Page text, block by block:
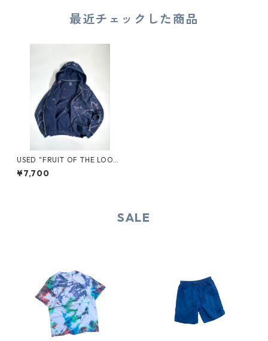
最近チェックした商品
USED "FRUIT OF THE LOO
M" SWEAT ZIP HOODIE
¥7,700
SALE